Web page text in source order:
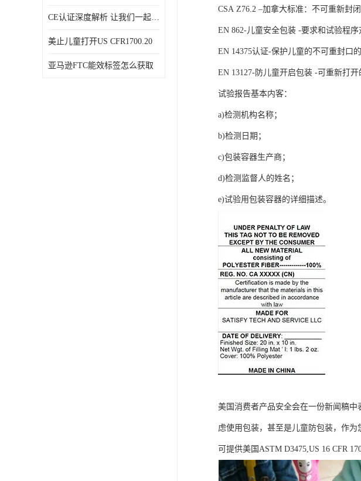
CE认证深度解析 让我们一起来认识CE认证
美止儿童打开US CFR1700.20
亚马逊FTC能效标签怎么获取
CSA Z76.2 –加拿大标准：不可重新封
EN 862-儿童安全包装 -要求和试验程序
EN 14375认证-保护儿童的不可重封口
EN 13127-防儿童开启包装 -可重新打开
试验报告基本内客：
a)检测机构名称；
b)检测日期；
c)包装容器生产商；
d)检测监督人的姓名；
e)试验用包装容器的详细描述。
美国消费者产品安全会在一份新闻稿中
虑使用包装，甚至是儿童防包装，作为
可提供美国 ASTM D3475,US 16 CFR